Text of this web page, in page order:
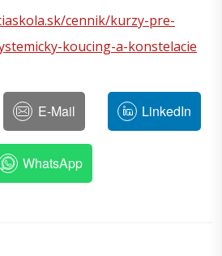
cennik/kurzy-pre-
koucing-a-konstelacie
E-Mail LinkedIn
WhatsApp